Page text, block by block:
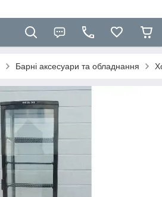
Барні аксесуари та обладнання